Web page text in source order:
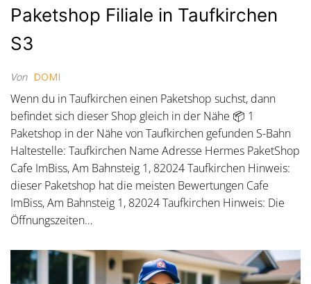
Paketshop Filiale in Taufkirchen
S3
Von DOMI
Wenn du in Taufkirchen einen Paketshop suchst, dann
befindet sich dieser Shop gleich in der Nähe 📦 1
Paketshop in der Nähe von Taufkirchen gefunden S-Bahn
Haltestelle: Taufkirchen Name Adresse Hermes PaketShop
Cafe ImBiss, Am Bahnsteig 1, 82024 Taufkirchen Hinweis:
dieser Paketshop hat die meisten Bewertungen Cafe
ImBiss, Am Bahnsteig 1, 82024 Taufkirchen Hinweis: Die
Öffnungszeiten…